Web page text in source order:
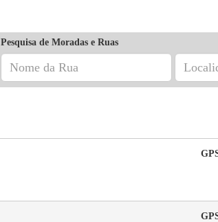
Pesquisa de Moradas e Ruas